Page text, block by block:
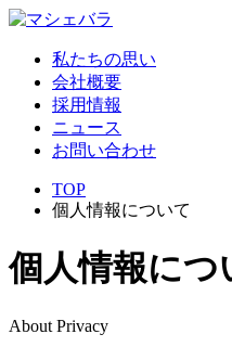
私たちの思い
会社概要
採用情報
ニュース
お問い合わせ
TOP
個人情報について
個 人情報につ
About Privacy